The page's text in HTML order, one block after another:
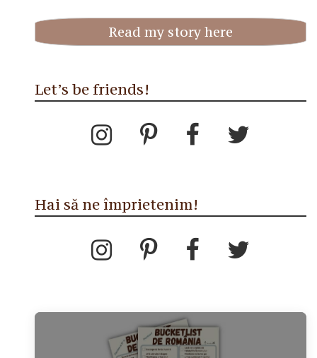
Read my story here
Let’s be friends!
Hai să ne împrietenim!